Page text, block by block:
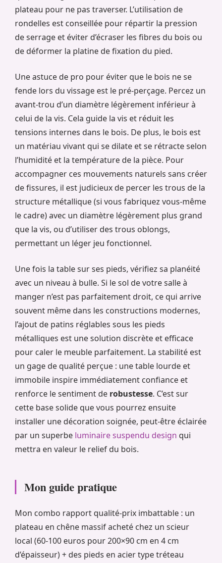
plateau pour ne pas traverser. L’utilisation de
rondelles est conseillée pour répartir la pression
de serrage et éviter d’écraser les fibres du bois ou
de déformer la platine de fixation du pied.
Une astuce de pro pour éviter que le bois ne se
fende lors du vissage est le pré-perçage. Percez un
avant-trou d’un diamètre légèrement inférieur à
celui de la vis. Cela guide la vis et réduit les
tensions internes dans le bois. De plus, le bois est
un matériau vivant qui se dilate et se rétracte selon
l’humidité et la température de la pièce. Pour
accompagner ces mouvements naturels sans créer
de fissures, il est judicieux de percer les trous de la
structure métallique (si vous fabriquez vous-même
le cadre) avec un diamètre légèrement plus grand
que la vis, ou d’utiliser des trous oblongs,
permettant un léger jeu fonctionnel.
Une fois la table sur ses pieds, vérifiez sa planéité
avec un niveau à bulle. Si le sol de votre salle à
manger n’est pas parfaitement droit, ce qui arrive
souvent même dans les constructions modernes,
l’ajout de patins réglables sous les pieds
métalliques est une solution discrète et efficace
pour caler le meuble parfaitement. La stabilité est
un gage de qualité perçue : une table lourde et
immobile inspire immédiatement confiance et
renforce le sentiment de robustesse. C’est sur
cette base solide que vous pourrez ensuite
installer une décoration soignée, peut-être éclairée
par un superbe luminaire suspendu design qui
mettra en valeur le relief du bois.
Mon guide pratique
Mon combo rapport qualité-prix imbattable : un
plateau en chêne massif acheté chez un scieur
local (60-100 euros pour 200×90 cm en 4 cm
d’épaisseur) + des pieds en acier type tréteau